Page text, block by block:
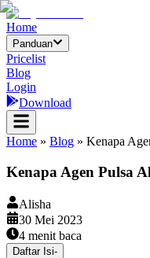
Home
Panduan
Pricelist
Blog
Login
Download
Home » Blog » Kenapa
Kenapa Agen Pulsa
Alisha
30 Mei 2023
4 menit baca
Daftar Isi-